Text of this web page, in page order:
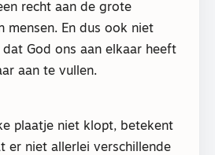
recht aan de grote
mensen. En dus ook niet
God ons aan elkaar heeft
aan te vullen.
plaatje niet klopt, betekent
er niet allerlei verschillende